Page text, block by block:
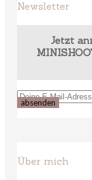
Newsletter
Jetzt
Über mich